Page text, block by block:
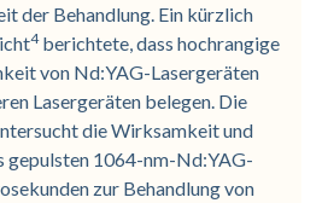
der Behandlung. Ein kürzlich
4berichtete, dass hochrangige
von Nd:YAG-Lasergeräten
Lasergeräten belegen. Die
die Wirksamkeit und
gepulsten 1064-nm-Nd:YAG-
zur Behandlung von